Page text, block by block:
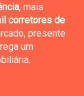
, mais
corretores de
presente
um